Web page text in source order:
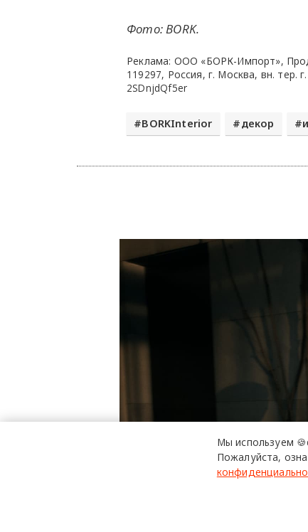
Фото: BORK.
Реклама: ООО «БОРК-Импорт»,
119297, Россия, г. Москва, вн. тер.
2SDnjdQf5er
BORKInterior декор
Мы используем
Пожалуйста,